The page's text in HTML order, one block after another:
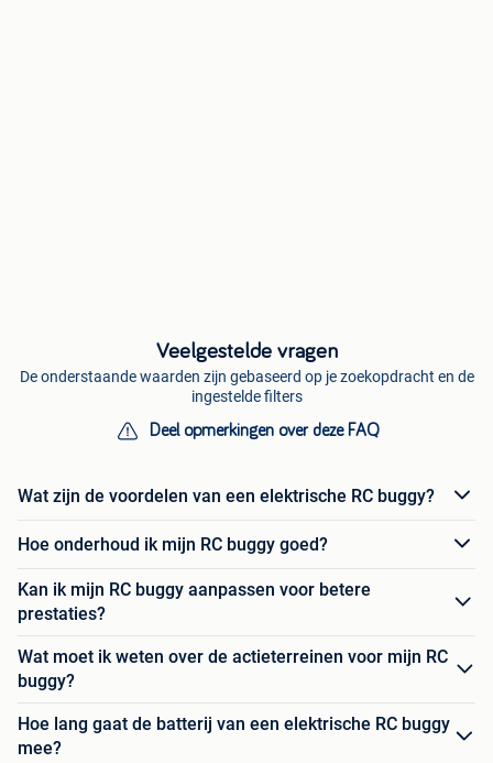
Veelgestelde vragen
De onderstaande waarden zijn gebaseerd op je zoekopdracht en de
ingestelde filters
Deel opmerkingen over deze FAQ
Wat zijn de voordelen van een elektrische RC buggy?
Hoe onderhoud ik mijn RC buggy goed?
Kan ik mijn RC buggy aanpassen voor betere
prestaties?
Wat moet ik weten over de actieterreinen voor mijn RC
buggy?
Hoe lang gaat de batterij van een elektrische RC buggy
mee?